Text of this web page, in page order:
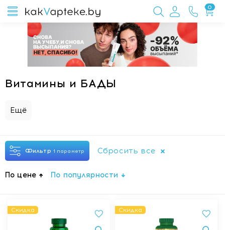
0
Витамины и БАДЫ
Ещё
Фильтр 1 параметр Сбросить все
По цене По популярности
Скидка Скидка